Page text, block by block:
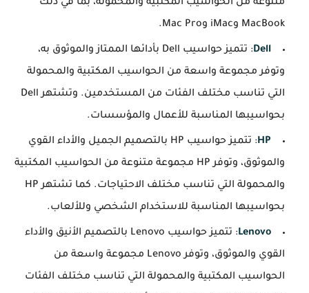
متنوعة من الحواسيب المكتبية والمحمولة، بما في ذلك
MacBook وiMac وMac Pro.
Dell
: تتميز حواسيب Dell بأدائها الممتاز والموثوق به،
وتوفر مجموعة واسعة من الحواسيب المكتبية والمحمولة
التي تناسب مختلف الفئات من المستخدمين. وتشتهر Dell
بحواسيبها المناسبة للأعمال والمؤسسات.
HP
: تتميز حواسيب HP بالتصميم الجميل والأداء القوي
والموثوق، وتوفر HP مجموعة متنوعة من الحواسيب المكتبية
والمحمولة التي تناسب مختلف الاحتياجات. كما تشتهر HP
بحواسيبها المناسبة للاستخدام الشخصي وللألعاب.
Lenovo
: تتميز حواسيب Lenovo بالتصميم الأنيق والأداء
القوي والموثوق، وتوفر Lenovo مجموعة واسعة من
الحواسيب المكتبية والمحمولة التي تناسب مختلف الفئات